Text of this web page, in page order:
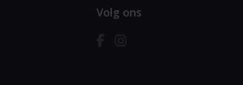
Volg ons